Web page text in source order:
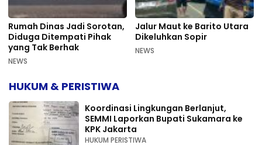
Rumah Dinas Jadi Sorotan,
Diduga Ditempati Pihak
yang Tak Berhak
NEWS
Jalur Maut ke Barito Utara
Dikeluhkan Sopir
NEWS
HUKUM & PERISTIWA
Koordinasi Lingkungan Berlanjut,
SEMMI Laporkan Bupati Sukamara ke
KPK Jakarta
HUKUM PERISTIWA